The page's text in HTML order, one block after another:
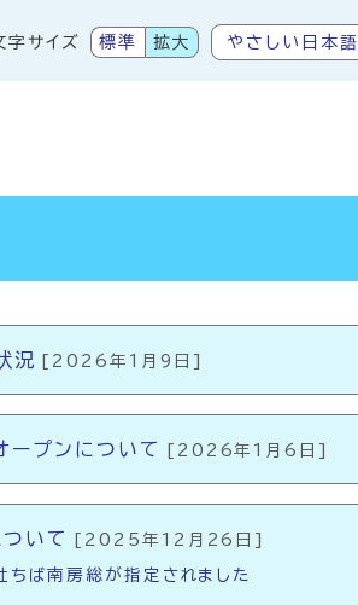
字サイズ 標準 拡大 やさしい日本語
況 [2026年1月9日]
ープンについて [2026年1月6日]
いて [2025年12月26日]
ば南房総が指定されました